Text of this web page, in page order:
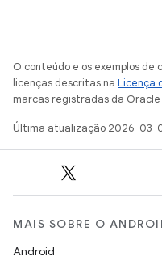
O conteúdo e os exemplos
licenças descritas na Licença
marcas registradas da Oracle
Última atualização 2026-03-
MAIS SOBRE O
Android